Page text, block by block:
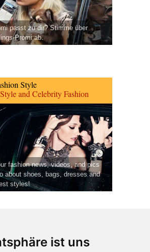
ist uns
passt zu dir? Stimme über
Promi ab.
Style
and Celebrity Fashion
fashion news, videos, and pics
about shoes, bags, dresses and
styles!